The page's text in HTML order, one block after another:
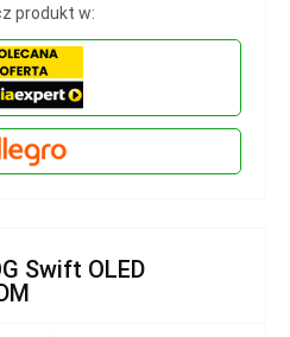
produkt w:
Swift OLED